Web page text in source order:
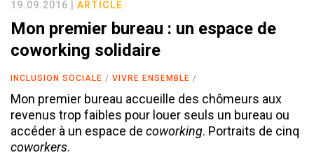
19.09.2016 | ARTICLE
Mon premier bureau : un espace de
coworking solidaire
INCLUSION SOCIALE VIVRE ENSEMBLE
Mon premier bureau accueille des chômeurs aux
revenus trop faibles pour louer seuls un bureau ou
accéder à un espace de coworking. Portraits de cinq
coworkers.